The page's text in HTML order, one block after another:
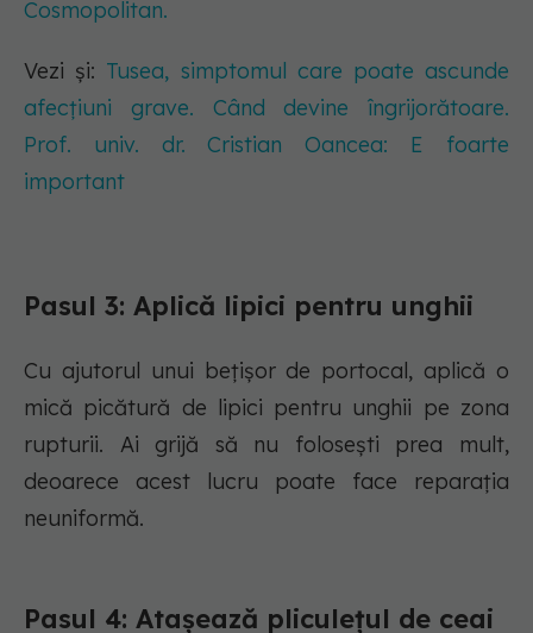
Cosmopolitan.
Vezi și: Tusea, simptomul care poate ascunde
afecțiuni grave. Când devine îngrijorătoare.
Prof. univ. dr. Cristian Oancea: E foarte
important
Pasul 3: Aplică lipici pentru unghii
Cu ajutorul unui bețișor de portocal, aplică o
mică picătură de lipici pentru unghii pe zona
rupturii. Ai grijă să nu folosești prea mult,
deoarece acest lucru poate face reparația
neuniformă.
Pasul 4: Atașează pliculețul de ceai